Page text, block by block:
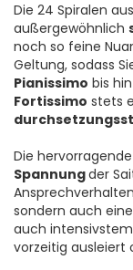
Die 24 Spiralen
außergewöhnlich
noch so feine
Geltung, sodass
Pianissimo bis
Fortissimo stets
Die
Spannungder
sondern auch
auch
vorzeitig ausleiert